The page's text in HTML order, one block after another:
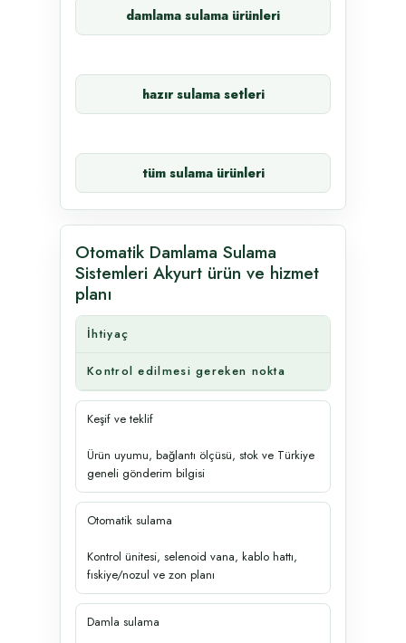
damlama sulama ürünleri
hazır sulama setleri
tüm sulama ürünleri
Otomatik Damlama Sulama
Sistemleri Akyurt ürün ve hizmet
planı
İhtiyaç
Kontrol edilmesi gereken nokta
Keşif ve teklif
Ürün uyumu, bağlantı ölçüsü, stok ve Türkiye
geneli gönderim bilgisi
Otomatik sulama
Kontrol ünitesi, selenoid vana, kablo hattı,
fıskiye/nozul ve zon planı
Damla sulama